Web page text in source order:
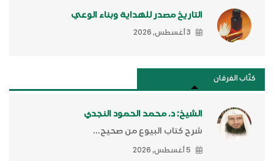
التاريخ مصدر للهداية وبناء الوعي
3 أغسطس, 2026
كتَّاب الفرقان
الشيخ: د. محمد الحمود النجدي
شرح كتاب البيوع من صحيح...
5 أغسطس, 2026